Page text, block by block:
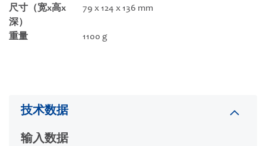
尺寸（宽x高x
深）
79 x 124 x 136 mm
重量 1100 g
技术数据
输入数据